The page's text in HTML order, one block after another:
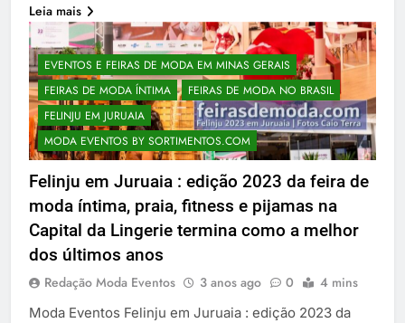
Leia mais
EVENTOS E FEIRAS DE MODA EM MINAS GERAIS
FEIRAS DE MODA ÍNTIMA
FEIRAS DE MODA NO BRASIL
FELINJU EM JURUAIA
MODA EVENTOS BY SORTIMENTOS.COM
Felinju em Juruaia : edição 2023 da feira de
moda íntima, praia, fitness e pijamas na
Capital da Lingerie termina como a melhor
dos últimos anos
Redação Moda Eventos 3 anos ago 0 4 mins
Moda Eventos Felinju em Juruaia : edição 2023 da